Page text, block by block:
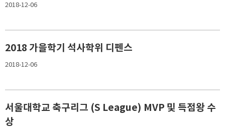
2018-12-06
2018 가을학기 석사학위 디펜스
2018-12-06
서울대학교 축구리그 (S League) MVP 및 득점왕 수
상